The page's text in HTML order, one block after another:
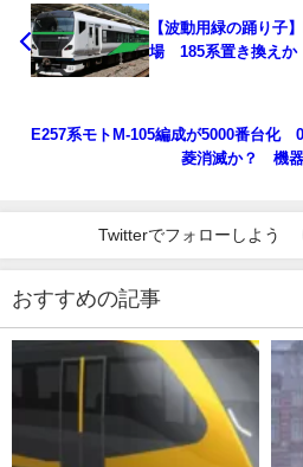
【波動用緑の踊り子
場 185系置き換えか
E257系モトM-105編成が5000番台化
菱消滅か？ 機
Twitterでフォローしよう
おすすめの記事